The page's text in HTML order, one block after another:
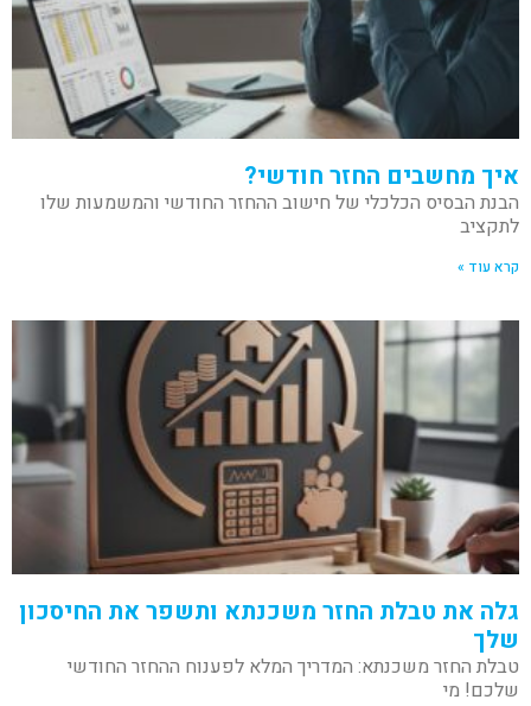
איך מחשבים החזר חודשי?
הבנת הבסיס הכלכלי של חישוב ההחזר החודשי והמשמעות שלו
לתקציב
קרא עוד »
גלה את טבלת החזר משכנתא ותשפר את החיסכון
שלך
טבלת החזר משכנתא: המדריך המלא לפענוח ההחזר החודשי
שלכם! מי